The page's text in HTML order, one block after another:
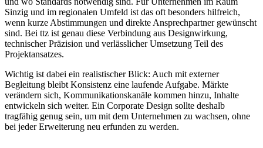
Sinzig und im regionalen Umfeld ist das oft besonders hilfreich,
wenn kurze Abstimmungen und direkte Ansprechpartner gewünscht
sind. Bei ttz ist genau diese Verbindung aus Designwirkung,
technischer Präzision und verlässlicher Umsetzung Teil des
Projektansatzes.
Wichtig ist dabei ein realistischer Blick: Auch mit externer
Begleitung bleibt Konsistenz eine laufende Aufgabe. Märkte
verändern sich, Kommunikationskanäle kommen hinzu, Inhalte
entwickeln sich weiter. Ein Corporate Design sollte deshalb
tragfähig genug sein, um mit dem Unternehmen zu wachsen, ohne
bei jeder Erweiterung neu erfunden zu werden.